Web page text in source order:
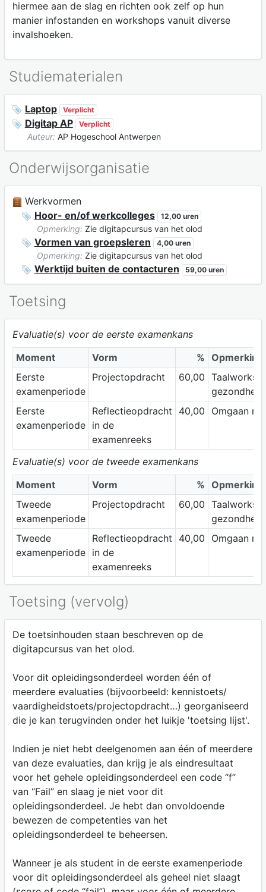
hiermee aan de slag en richten ook zelf op hun
manier infostanden en workshops vanuit diverse
invalshoeken.
Studiematerialen
Laptop Verplicht
Digitap AP Verplicht
Auteur: AP Hogeschool Antwerpen
Onderwijsorganisatie
Werkvormen
Hoor- en/of werkcolleges
12,00 uren
Opmerking: Zie digitapcursus van het olod
Vormen van groepsleren 4,00 uren
Opmerking: Zie digitapcursus van het olod
Werktijd buiten de contacturen 59,00 uren
Toetsing
Evaluatie(s) voor de eerste examenkans
Moment
Vorm % Opmerking
Eerste
examenperiode
Projectopdracht 60,00
Eerste
examenperiode
Reflectieopdracht
in de
examenreeks
40,00 Omgaan
Evaluatie(s) voor de tweede examenkans
Moment
Vorm % Opmerking
Tweede
examenperiode
Projectopdracht 60,00
Tweede
examenperiode
Reflectieopdracht
in de
examenreeks
40,00 Omgaan
Toetsing (vervolg)
De toetsinhouden staan beschreven op de
digitapcursus van het olod.
Voor dit opleidingsonderdeel worden één of
meerdere evaluaties (bijvoorbeeld: kennistoets/
vaardigheidstoets/projectopdracht…) georganiseerd
die je kan terugvinden onder het luikje 'toetsing lijst'.
Indien je niet hebt deelgenomen aan één of meerdere
van deze evaluaties, dan krijg je als eindresultaat
voor het gehele opleidingsonderdeel een code “f”
van “Fail” en slaag je niet voor dit
opleidingsonderdeel. Je hebt dan onvoldoende
bewezen de competenties van het
opleidingsonderdeel te beheersen.
Wanneer je als student in de eerste examenperiode
voor dit opleidingsonderdeel als geheel niet slaagt